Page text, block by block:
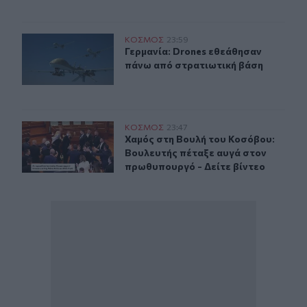
Γερμανία: Drones εθεάθησαν πάνω από στρατιωτική
ΚΟΣΜΟΣ 23:59
Γερμανία: Drones εθεάθησαν πάνω
Γερμανία: Drones εθεάθησαν
πάνω από στρατιωτική βάση
Χαμός στη Βουλή του Κοσόβου: Βουλευτής πέταξε
ΚΟΣΜΟΣ 23:47
Χαμός στη Βουλή του Κοσόβου:
Χαμός στη Βουλή του Κοσόβου:
Βουλευτής πέταξε αυγά στον
πρωθυπουργό - Δείτε βίντεο